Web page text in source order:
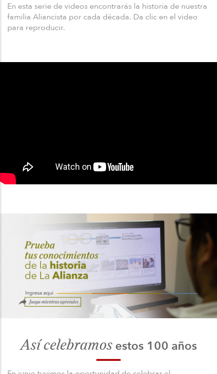
En esta serie de videos encontrarás la historia de nuestra
familia Aliancista por cada década. Da clic en el video
para reproducir.
Así celebramos estos 100 años